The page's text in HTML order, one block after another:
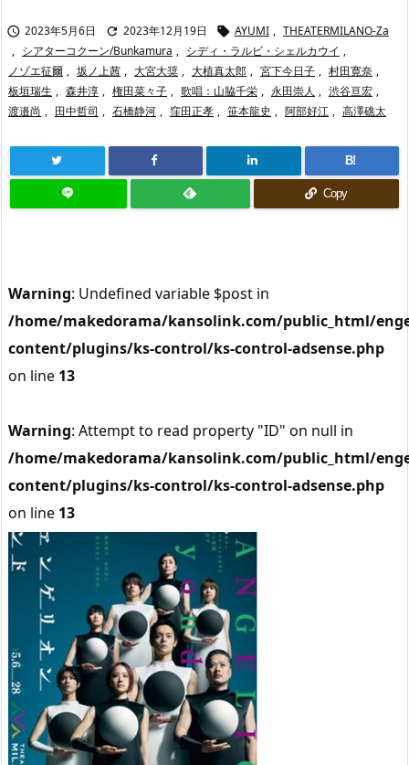
 2023年5月6日  2023年12月19日  AYUMI , THEATERMILANO-Za
, シアターコクーン/Bunkamura , シディ・ラルビ・シェルカウイ ,
ノゾエ征爾 , 坂ノ上茜 , 大宮大奨 , 大植真太郎 , 宮下今日子 , 村田寛奈 ,
板垣瑞生 , 森井淳 , 権田菜々子 , 歌唱：山脇千栄 , 永田崇人 , 渋谷亘宏 ,
渡邉尚 , 田中哲司 , 石橋静河 , 窪田正孝 , 笹本龍史 , 阿部好江 , 高澤礁太
B!
Copy
Warning: Undefined variable $post in
/home/makedorama/kansolink.com/public_html/
content/plugins/ks-control/ks-control-adsense.php
on line 13
Warning: Attempt to read property "ID" on null in
/home/makedorama/kansolink.com/public_html/
content/plugins/ks-control/ks-control-adsense.php
on line 13